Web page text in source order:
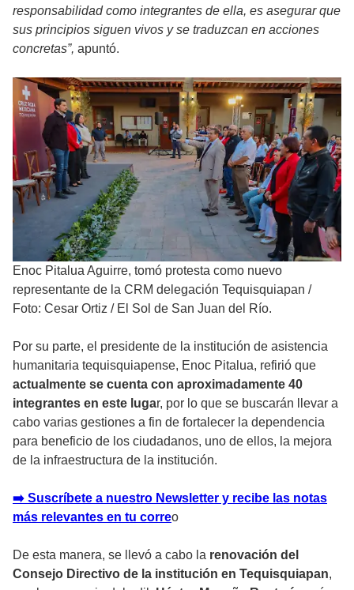
responsabilidad como integrantes de ella, es asegurar que
sus principios siguen vivos y se traduzcan en acciones
concretas”, apuntó.
Enoc Pitalua Aguirre, tomó protesta como nuevo
representante de la CRM delegación Tequisquiapan /
Foto: Cesar Ortiz / El Sol de San Juan del Río.
Por su parte, el presidente de la institución de asistencia
humanitaria tequisquiapense, Enoc Pitalua, refirió que
actualmente se cuenta con aproximadamente 40
integrantes en este lugar, por lo que se buscarán llevar a
cabo varias gestiones a fin de fortalecer la dependencia
para beneficio de los ciudadanos, uno de ellos, la mejora
de la infraestructura de la institución.
➡️ Suscríbete a nuestro Newsletter y recibe las notas
más relevantes en tu correo
De esta manera, se llevó a cabo la renovación del
Consejo Directivo de la institución en Tequisquiapan,